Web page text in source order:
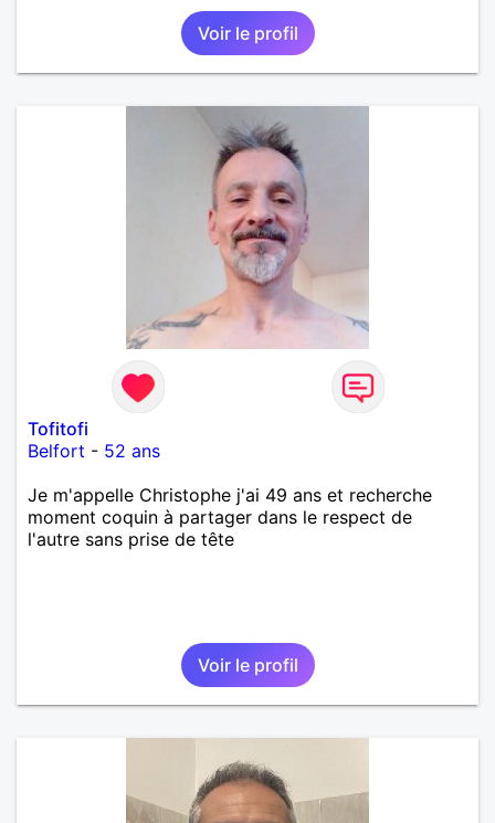
Voir le profil
Tofitofi
Belfort - 52 ans
Je m'appelle Christophe j'ai 49 ans et recherche
moment coquin à partager dans le respect de
l'autre sans prise de tête
Voir le profil